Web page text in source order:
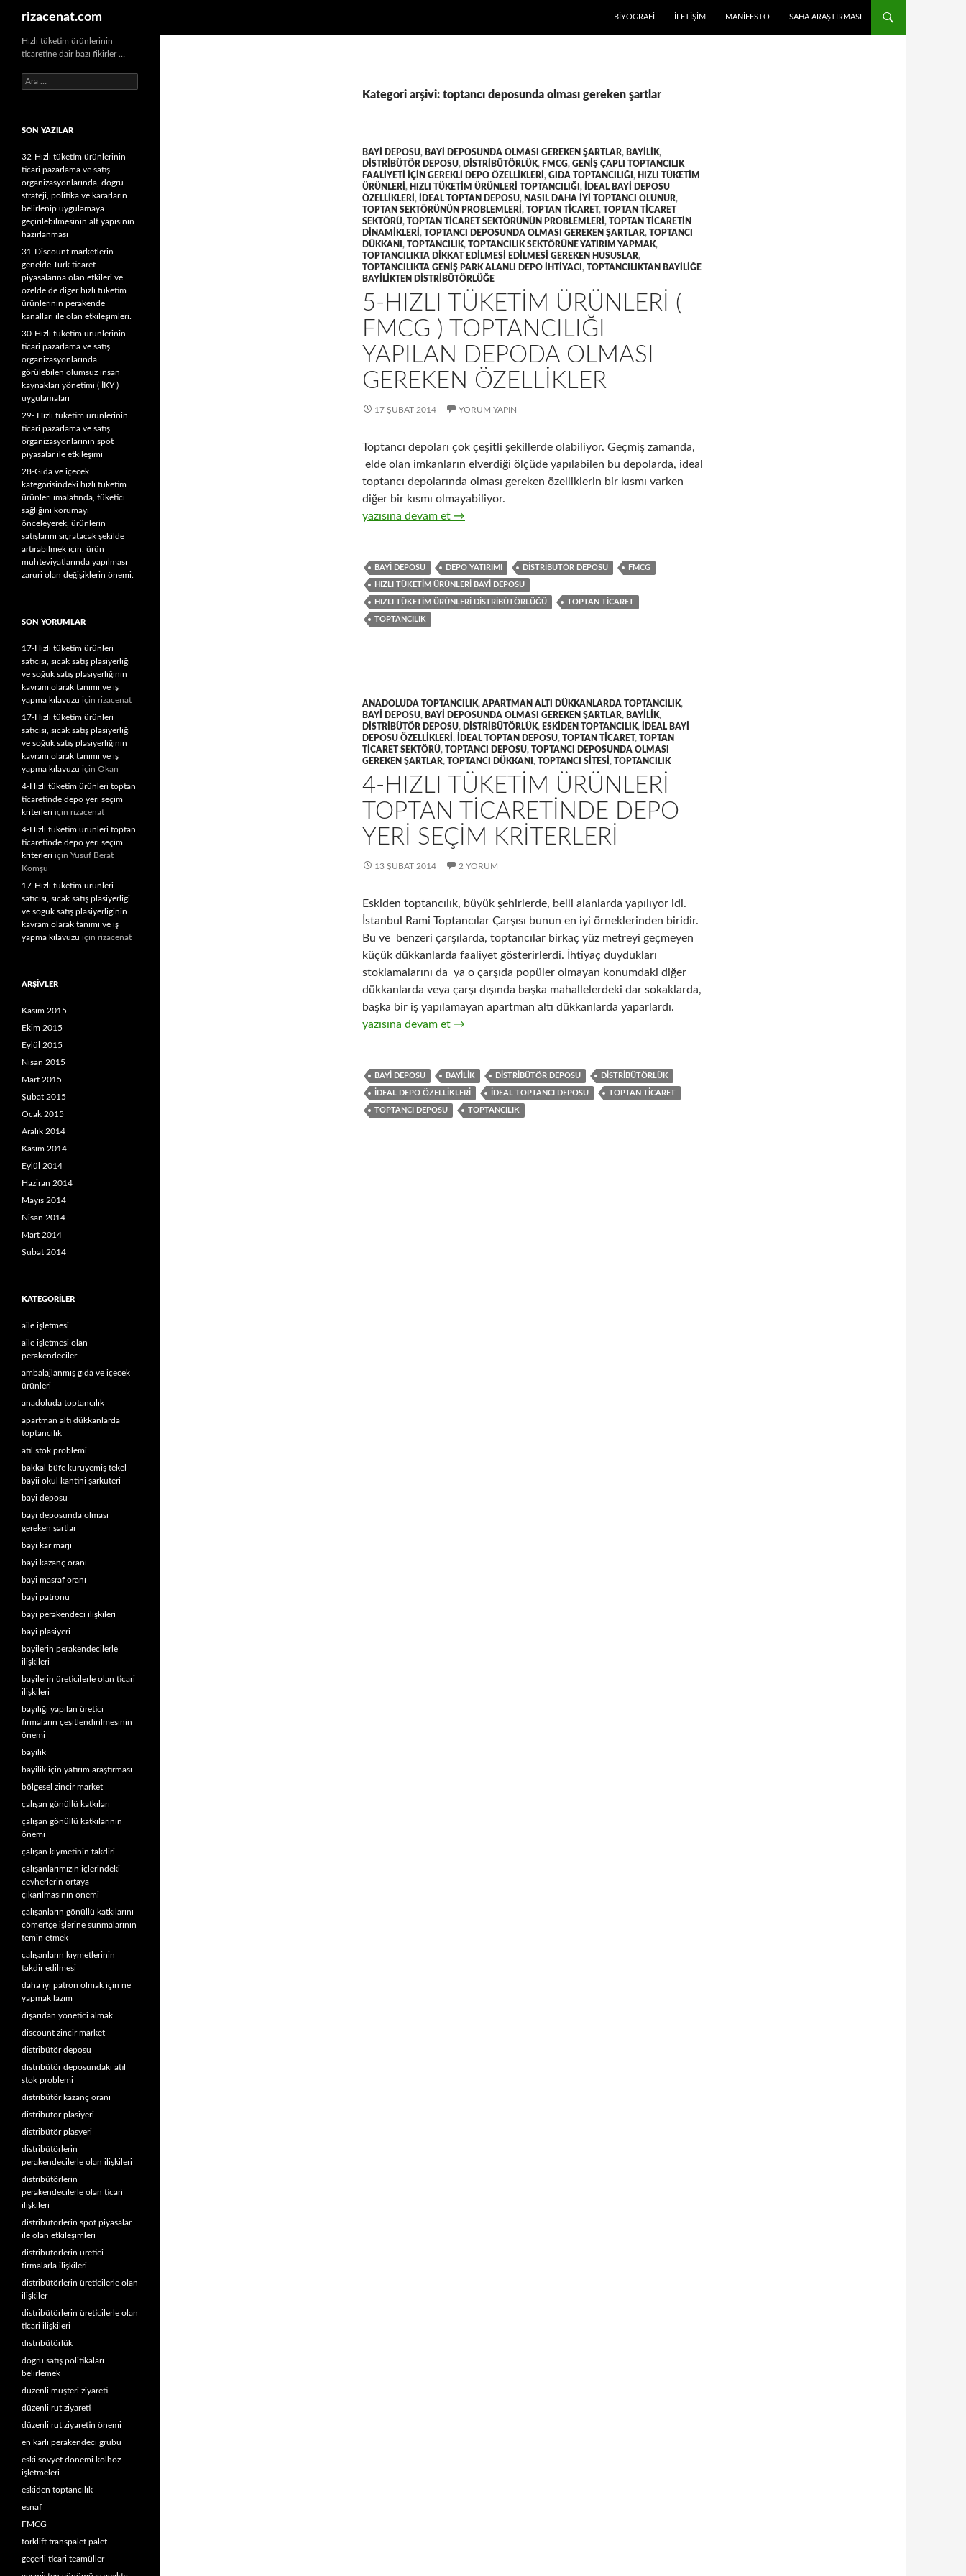
rizacenat.com
BIYOGRAFI
İLETIŞIM MANIFESTO SAHA ARAŞTIRMASI
Kategori arşivi: toptancı deposunda olması gereken şartlar
BAYI DEPOSU, BAYI DEPOSUNDA OLMASI GEREKEN ŞARTLAR, BAYILIK,
DISTRIBÜTÖR DEPOSU, DISTRIBÜTÖRLÜK, FMCG, GENIŞ ÇAPLI TOPTANCILIK
FAALIYETI IÇIN GEREKLI DEPO ÖZELLIKLERI , GIDA TOPTANCILIĞI , HIZLI TÜKETIM
ÜRÜNLERI , HIZLI TÜKETIM ÜRÜNLERI TOPTANCILIĞI ,
IDEAL BAYI DEPOSU
ÖZELLIKLERI , IDEAL TOPTAN DEPOSU, NASIL DAHA IYI TOPTANCI OLUNUR,
TOPTAN SEKTÖRÜNÜN PROBLEMLERI , TOPTAN TICARET, TOPTAN TICARET
SEKTÖRÜ, TOPTAN TICARET SEKTÖRÜNÜN PROBLEMLERI , TOPTAN TICARETIN
DINAMIKLERI , TOPTANCI DEPOSUNDA OLMASI GEREKEN ŞARTLAR, TOPTANCI
DÜKKANI , TOPTANCILIK, TOPTANCILIK SEKTÖRÜNE YATIRIM YAPMAK,
TOPTANCILIKTA DIKKAT EDILMESI EDILMESI GEREKEN HUSUSLAR,
TOPTANCILIKTA GENIŞ PARK ALANLI DEPO IHTIYACI , TOPTANCILIKTAN BAYILIĞE
BAYILIKTEN DISTRIBÜTÖRLÜĞE
5-HIZLI TÜKETIM ÜRÜNLERI (
FMCG ) TOPTANCILIĞI
YAPILAN DEPODA OLMASI
GEREKEN ÖZELLIKLER
17 ŞUBAT 2014 YORUM YAPIN
Toptancı depoları çok çeşitli şekillerde olabiliyor. Geçmiş zamanda,
elde olan imkanların elverdiği ölçüde yapılabilen bu depolarda, ideal
toptancı depolarında olması gereken özelliklerin bir kısmı varken
diğer bir kısmı olmayabiliyor.
5-Hızlı tüketim ürünleri ( FMCG ) toptancılığı yapılan depoda olması gereken özellikler
yazısına devam et →
BAYI DEPOSU DEPO YATIRIMI DISTRIBÜTÖR DEPOSU FMCG
HIZLI TÜKETIM ÜRÜNLERI BAYI DEPOSU
HIZLI TÜKETIM ÜRÜNLERI DISTRIBÜTÖRLÜĞÜ TOPTAN TICARET
TOPTANCILIK
ANADOLUDA TOPTANCILIK, APARTMAN ALTI DÜKKANLARDA TOPTANCILIK,
BAYI DEPOSU, BAYI DEPOSUNDA OLMASI GEREKEN ŞARTLAR, BAYILIK,
DISTRIBÜTÖR DEPOSU, DISTRIBÜTÖRLÜK, ESKIDEN TOPTANCILIK,
IDEAL BAYI
DEPOSU ÖZELLIKLERI , IDEAL TOPTAN DEPOSU, TOPTAN TICARET, TOPTAN
TICARET SEKTÖRÜ, TOPTANCI DEPOSU, TOPTANCI DEPOSUNDA OLMASI
GEREKEN ŞARTLAR, TOPTANCI DÜKKANI , TOPTANCI SITESI , TOPTANCILIK
4-HIZLI TÜKETIM ÜRÜNLERI
TOPTAN TICARETINDE DEPO
YERI SEÇIM KRITERLERI
13 ŞUBAT 2014 2 YORUM
Eskiden toptancılık, büyük şehirlerde, belli alanlarda yapılıyor idi.
İstanbul Rami Toptancılar Çarşısı bunun en iyi örneklerinden biridir.
Bu ve benzeri çarşılarda, toptancılar birkaç yüz metreyi geçmeyen
küçük dükkanlarda faaliyet gösterirlerdi. İhtiyaç duydukları
stoklamalarını da ya o çarşıda popüler olmayan konumdaki diğer
dükkanlarda veya çarşı dışında başka mahallelerdeki dar sokaklarda,
başka bir iş yapılamayan apartman altı dükkanlarda yaparlardı.
4-Hızlı tüketim ürünleri toptan ticaretinde depo yeri seçim kriterleri
yazısına devam et →
BAYI DEPOSU BAYILIK DISTRIBÜTÖR DEPOSU DISTRIBÜTÖRLÜK
IDEAL DEPO ÖZELLIKLERI IDEAL TOPTANCI DEPOSU TOPTAN TICARET
TOPTANCI DEPOSU TOPTANCILIK
Hızlı tüketim ürünlerinin
ticaretine dair bazı fikirler …
A
r
a
SON YAZILAR
32-Hızlı tüketim ürünlerinin
ticari pazarlama ve satış
organizasyonlarında, doğru
strateji, politika ve kararların
belirlenip uygulamaya
geçirilebilmesinin alt yapısının
hazırlanması
31-Discount marketlerin
genelde Türk ticaret
piyasalarına olan etkileri ve
özelde de diğer hızlı tüketim
ürünlerinin perakende
kanalları ile olan etkileşimleri.
30-Hızlı tüketim ürünlerinin
ticari pazarlama ve satış
organizasyonlarında
görülebilen olumsuz insan
kaynakları yönetimi ( İKY )
uygulamaları
29- Hızlı tüketim ürünlerinin
ticari pazarlama ve satış
organizasyonlarının spot
piyasalar ile etkileşimi
28-Gıda ve içecek
kategorisindeki hızlı tüketim
ürünleri imalatında, tüketici
sağlığını korumayı
önceleyerek, ürünlerin
satışlarını sıçratacak şekilde
artırabilmek için, ürün
muhteviyatlarında yapılması
zaruri olan değişiklerin önemi.
SON YORUMLAR
17-Hızlı tüketim ürünleri
satıcısı, sıcak satış plasiyerliği
ve soğuk satış plasiyerliğinin
kavram olarak tanımı ve iş
yapma kılavuzu için rizacenat
17-Hızlı tüketim ürünleri
satıcısı, sıcak satış plasiyerliği
ve soğuk satış plasiyerliğinin
kavram olarak tanımı ve iş
yapma kılavuzu için Okan
4-Hızlı tüketim ürünleri toptan
ticaretinde depo yeri seçim
kriterleri için rizacenat
4-Hızlı tüketim ürünleri toptan
ticaretinde depo yeri seçim
kriterleri için Yusuf Berat
Komşu
17-Hızlı tüketim ürünleri
satıcısı, sıcak satış plasiyerliği
ve soğuk satış plasiyerliğinin
kavram olarak tanımı ve iş
yapma kılavuzu için rizacenat
ARŞIVLER
Kasım 2015
Ekim 2015
Eylül 2015
Nisan 2015
Mart 2015
Şubat 2015
Ocak 2015
Aralık 2014
Kasım 2014
Eylül 2014
Haziran 2014
Mayıs 2014
Nisan 2014
Mart 2014
Şubat 2014
KATEGORILER
aile işletmesi
aile işletmesi olan
perakendeciler
ambalajlanmış gıda ve içecek
ürünleri
anadoluda toptancılık
apartman altı dükkanlarda
toptancılık
atıl stok problemi
bakkal büfe kuruyemiş tekel
bayii okul kantini şarküteri
bayi deposu
bayi deposunda olması
gereken şartlar
bayi kar marjı
bayi kazanç oranı
bayi masraf oranı
bayi patronu
bayi perakendeci ilişkileri
bayi plasiyeri
bayilerin perakendecilerle
ilişkileri
bayilerin üreticilerle olan ticari
ilişkileri
bayiliği yapılan üretici
firmaların çeşitlendirilmesinin
önemi
bayilik
bayilik için yatırım araştırması
bölgesel zincir market
çalışan gönüllü katkıları
çalışan gönüllü katkılarının
önemi
çalışan kıymetinin takdiri
çalışanlarımızın içlerindeki
cevherlerin ortaya
çıkarılmasının önemi
çalışanların gönüllü katkılarını
cömertçe işlerine sunmalarının
temin etmek
çalışanların kıymetlerinin
takdir edilmesi
daha iyi patron olmak için ne
yapmak lazım
dışarıdan yönetici almak
discount zincir market
distribütör deposu
distribütör deposundaki atıl
stok problemi
distribütör kazanç oranı
distribütör plasiyeri
distribütör plasyeri
distribütörlerin
perakendecilerle olan ilişkileri
distribütörlerin
perakendecilerle olan ticari
ilişkileri
distribütörlerin spot piyasalar
ile olan etkileşimleri
distribütörlerin üretici
firmalarla ilişkileri
distribütörlerin üreticilerle olan
ilişkiler
distribütörlerin üreticilerle olan
ticari ilişkileri
distribütörlük
doğru satış politikaları
belirlemek
düzenli müşteri ziyareti
düzenli rut ziyareti
düzenli rut ziyaretin önemi
en karlı perakendeci grubu
eski sovyet dönemi kolhoz
işletmeleri
eskiden toptancılık
esnaf
FMCG
forklift transpalet palet
geçerli ticari teamüller